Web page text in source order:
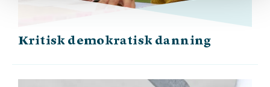
Kritisk demokratisk danning